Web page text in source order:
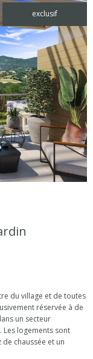
exclusif
du village et de toutes
réservée à de
un secteur
Les logements sont
chaussée et un